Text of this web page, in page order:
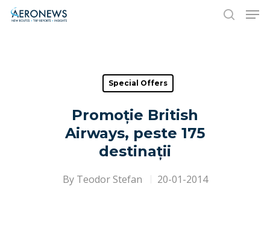
Hit enter to search or ESC to close
Special Offers
Promoție British
Airways, peste 175
destinații
By Teodor Stefan 20-01-2014